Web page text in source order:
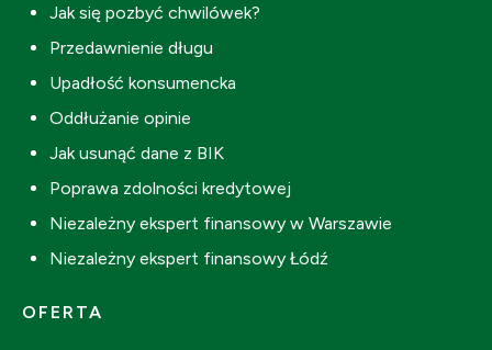
Jak się pozbyć chwilówek?
Przedawnienie długu
Upadłość konsumencka
Oddłużanie opinie
Jak usunąć dane z BIK
Poprawa zdolności kredytowej
Niezależny ekspert finansowy w Warszawie
Niezależny ekspert finansowy Łódź
OFERTA